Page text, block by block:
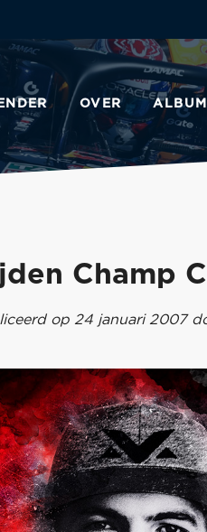
OVER ALBUM
Champ
op 24 januari 2007